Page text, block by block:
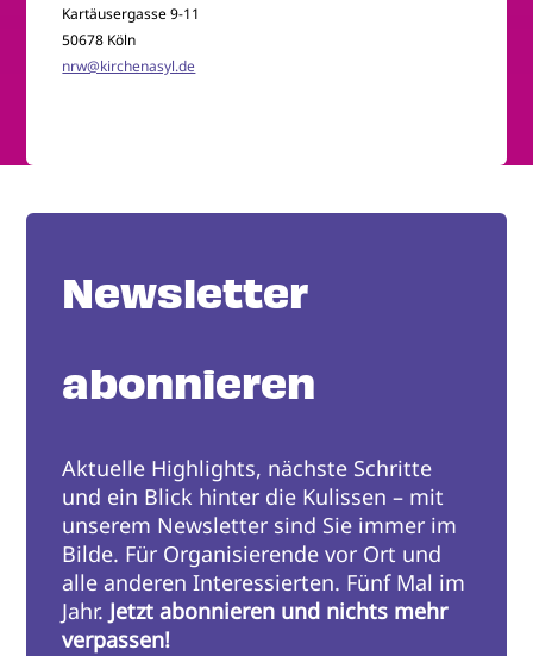
Kartäusergasse 9-11
50678 Köln
nrw@kirchenasyl.de
Newsletter
abonnieren
Aktuelle Highlights, nächste Schritte
und ein Blick hinter die Kulissen – mit
unserem Newsletter sind Sie immer im
Bilde. Für Organisierende vor Ort und
alle anderen Interessierten. Fünf Mal im
Jahr. Jetzt abonnieren und nichts mehr
verpassen!